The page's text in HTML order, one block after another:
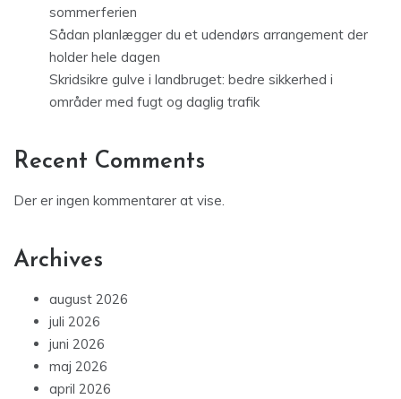
sommerferien
Sådan planlægger du et udendørs arrangement der
holder hele dagen
Skridsikre gulve i landbruget: bedre sikkerhed i
områder med fugt og daglig trafik
Recent Comments
Der er ingen kommentarer at vise.
Archives
august 2026
juli 2026
juni 2026
maj 2026
april 2026